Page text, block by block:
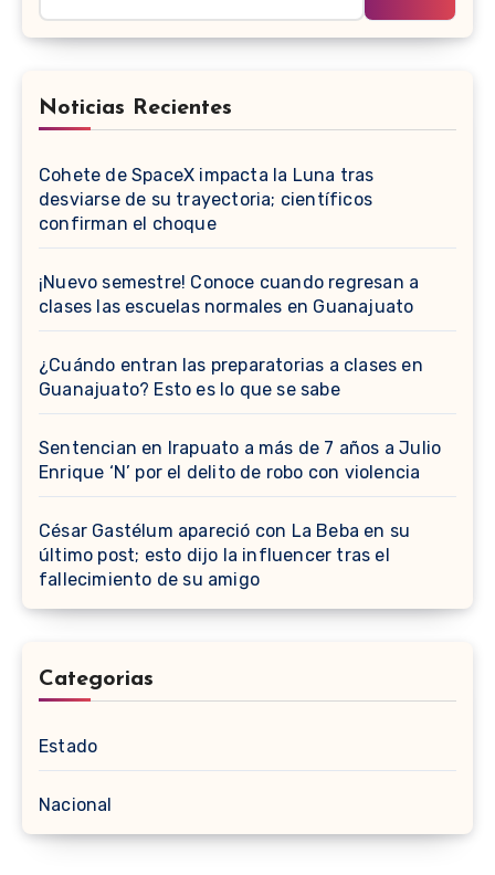
Noticias Recientes
Cohete de SpaceX impacta la Luna tras
desviarse de su trayectoria; científicos
confirman el choque
¡Nuevo semestre! Conoce cuando regresan a
clases las escuelas normales en Guanajuato
¿Cuándo entran las preparatorias a clases en
Guanajuato? Esto es lo que se sabe
Sentencian en Irapuato a más de 7 años a Julio
Enrique ‘N’ por el delito de robo con violencia
César Gastélum apareció con La Beba en su
último post; esto dijo la influencer tras el
fallecimiento de su amigo
Categorias
Estado
Nacional